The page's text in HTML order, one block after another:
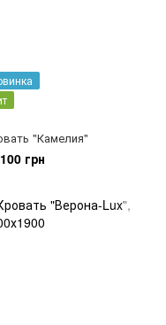
"Камелия"
грн